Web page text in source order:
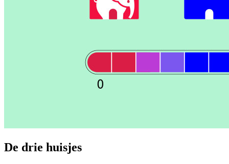
De drie huisjes